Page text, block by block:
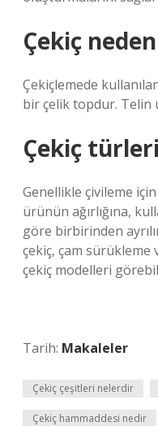
Çekiç
Çekiçlemede
bir çelik topdur. Telin
Çekiç
Genellikle çivileme
ürünün ağırlığına,
göre birbirinden
çekiç, çam sürükleme
çekiç modelleri
Tarih: Makaleler
Çekiç çeşitleri nelerdir
Çekiç hammaddesi nedir